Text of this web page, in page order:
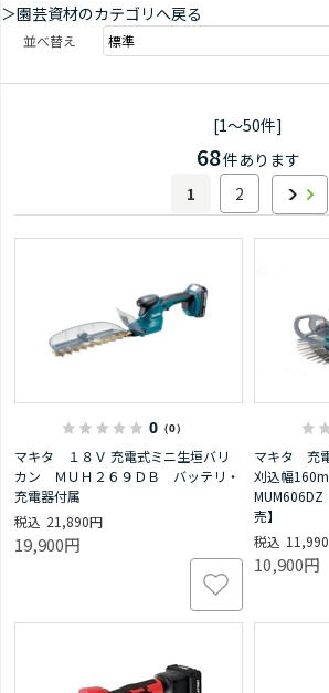
＞園芸資材のカテゴリへ戻る
並べ替え
[1～50件]
68件あります
1
2
0 （0）
マキタ １８Ｖ 充電式ミニ生垣バリ
カン ＭＵＨ２６９ＤＢ バッテリ・
充電器付属
21,890円
19,900円
マキタ 充
刈込幅
売】
10,900円